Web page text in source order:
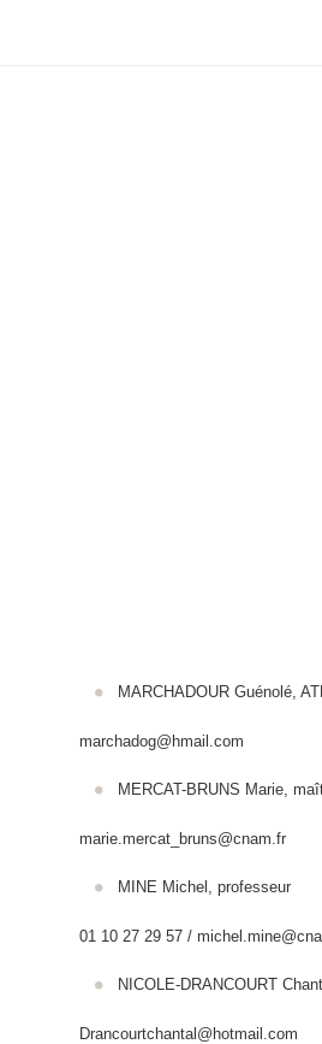
MARCHADOUR Guénolé,
marchadog@hmail.com
MERCAT-BRUNS Marie,
marie.mercat_bruns@cnam.fr
MINE Michel, professeur
01 10 27 29 57 /
NICOLE-DRANCOURT
Drancourtchantal@hotmail.com